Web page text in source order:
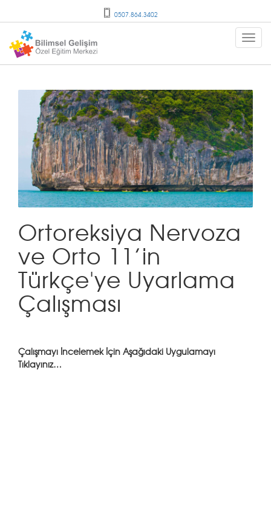
0507.864.3402
Ortoreksiya Nervoza
ve Orto 11’in
Türkçe'ye Uyarlama
Çalışması
Çalışmayı İncelemek İçin Aşağıdaki Uygulamayı
Tıklayınız…